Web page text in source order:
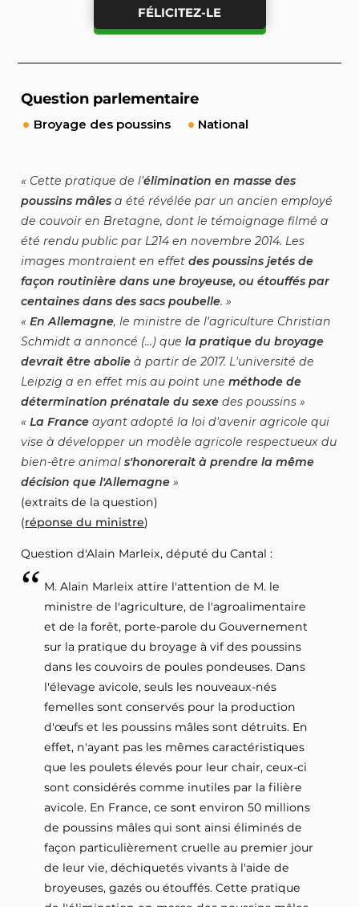
FÉLICITEZ-LE
Question parlementaire
Broyage des poussins National
Cette pratique de l'élimination en masse des
poussins mâles a été révélée par un ancien employé
de couvoir en Bretagne, dont le témoignage filmé a
été rendu public par L214 en novembre 2014. Les
images montraient en effetdes poussins jetés de
façon routinière dans une broyeuse, ou étouffés par
centaines dans des sacs poubelle.
En Allemagne, le ministre de l'agriculture Christian
Schmidt a annoncé (...) quela pratique du broyage
devrait être abolie à partir de 2017. L'université de
Leipzig a en effet mis au point uneméthode de
détermination prénatale du sexe des poussins
La France ayant adopté la loi d'avenir agricole qui
vise à développer un modèle agricole respectueux du
bien-être animals'honorerait à prendre la même
décision que l'Allemagne
(extraits de la question)
(réponse du ministre)
Question d'Alain Marleix, député du Cantal :
M. Alain Marleix attire l'attention de M. le
ministre de l'agriculture, de l'agroalimentaire
et de la forêt, porte-parole du Gouvernement
sur la pratique du broyage à vif des poussins
dans les couvoirs de poules pondeuses. Dans
l'élevage avicole, seuls les nouveaux-nés
femelles sont conservés pour la production
d'œufs et les poussins mâles sont détruits. En
effet, n'ayant pas les mêmes caractéristiques
que les poulets élevés pour leur chair, ceux-ci
sont considérés comme inutiles par la filière
avicole. En France, ce sont environ 50 millions
de poussins mâles qui sont ainsi éliminés de
façon particulièrement cruelle au premier jour
de leur vie, déchiquetés vivants à l'aide de
broyeuses, gazés ou étouffés. Cette pratique